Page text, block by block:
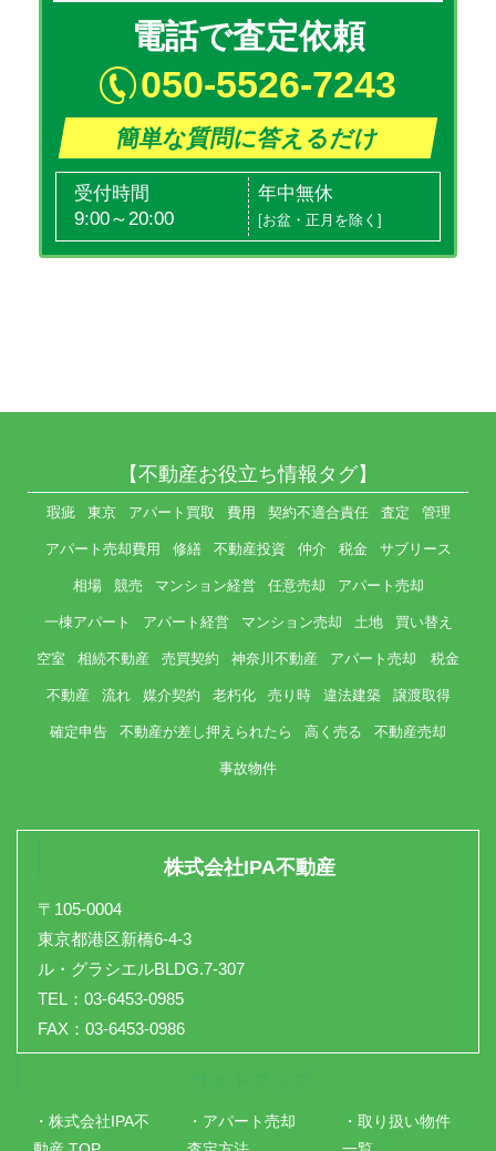
電話で査定依頼
050-5526-7243
簡単な質問に答えるだけ
受付時間
9:00～20:00
年中無休
[お盆・正月を除く]
【不動産お役立ち情報タグ】
瑕疵 東京 アパート買取 費用 契約不適合責任 査定 管理
アパート売却費用 修繕 不動産投資 仲介 税金 サブリース
相場 競売 マンション経営 任意売却 アパート売却
一棟アパート アパート経営 マンション売却 土地 買い替え
空室 相続不動産 売買契約 神奈川不動産 アパート売却 税金
不動産 流れ 媒介契約 老朽化 売り時 違法建築 譲渡取得
確定申告 不動産が差し押えられたら 高く売る 不動産売却
事故物件
株式会社IPA不動産
〒105-0004
東京都港区新橋6-4-3
ル・グラシエルBLDG.7-307
TEL：03-6453-0985
FAX：03-6453-0986
・株式会社IPA不
・アパート売却
・取り扱い物件